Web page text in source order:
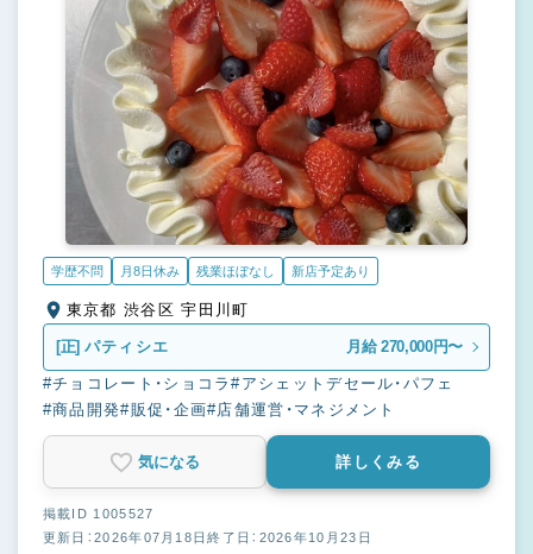
学歴不問 月8日休み 残業ほぼなし 新店予定あり
東京都 渋谷区 宇田川町
[正] パティシエ 月給 270,000円〜
#チョコレート・ショコラ#アシェットデセール・パフェ
#商品開発#販促・企画#店舗運営・マネジメント
気になる 詳しくみる
掲載ID 1005527
更新日：2026年07月18日終了日：2026年10月23日